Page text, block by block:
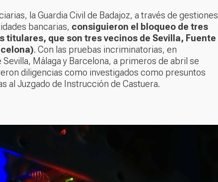
la Guardia Civil de Badajoz, a través de gestiones
bancarias, consiguieron el bloqueo de tres
titulares, que son tres vecinos de Sevilla, Fuente
. Con las pruebas incriminatorias, en
Málaga y Barcelona, a primeros de abril se
diligencias como investigados como presuntos
al Juzgado de Instrucción de Castuera.